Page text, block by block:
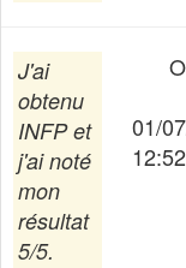
J'ai
obtenu
INFPet
j'ai noté
mon
résultat
5/5.
01/
12:52